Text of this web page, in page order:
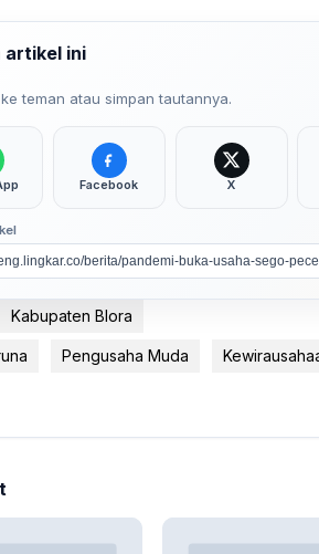
artikel ini
teman atau simpan tautannya.
Facebook X
Kabupaten Blora
Pengusaha Muda